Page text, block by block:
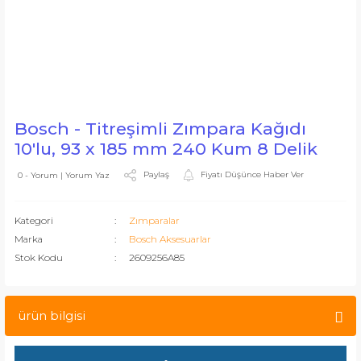
Bosch - Titreşimli Zımpara Kağıdı
10'lu, 93 x 185 mm 240 Kum 8 Delik
0 - Yorum | Yorum Yaz Paylaş Fiyatı Düşünce Haber Ver
Kategori
Zımparalar
Marka
Bosch Aksesuarlar
Stok Kodu
2609256A85
ürün bilgisi